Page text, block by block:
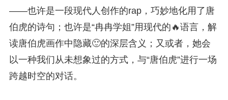
——也许是一段现代人创作的rap，巧妙地化用了唐
伯虎的诗句；也许是“冉冉学姐”用现代的🔥语言，解
读唐伯虎画作中隐藏🙂的深层含义；又或者，她会
以一种我们从未想象过的方式，与“唐伯虎”进行一场
跨越时空的对话。